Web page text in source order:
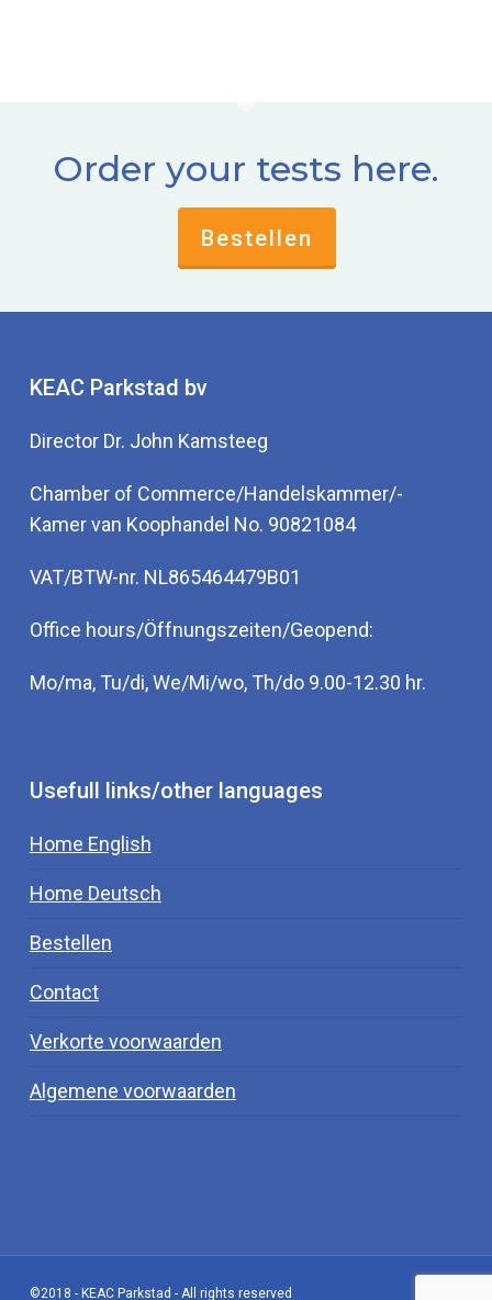
Order your tests here.
Bestellen
KEAC Parkstad bv
Director Dr. John Kamsteeg
Chamber of Commerce/Handelskammer/-
Kamer van Koophandel No. 90821084
VAT/BTW-nr. NL865464479B01
Office hours/Öffnungszeiten/Geopend:
Mo/ma, Tu/di, We/Mi/wo, Th/do 9.00-12.30 hr.
Usefull links/other languages
Home English
Home Deutsch
Bestellen
Contact
Verkorte voorwaarden
Algemene voorwaarden
©2018 - KEAC Parkstad - All rights reserved